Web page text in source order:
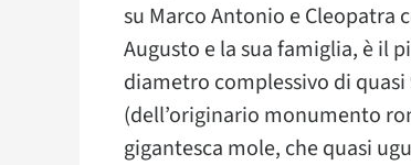
su Marco Antonio e
Augusto e la sua famiglia, è il
diametro complessivo di
(dell’originario monumento
gigantesca mole, che quasi